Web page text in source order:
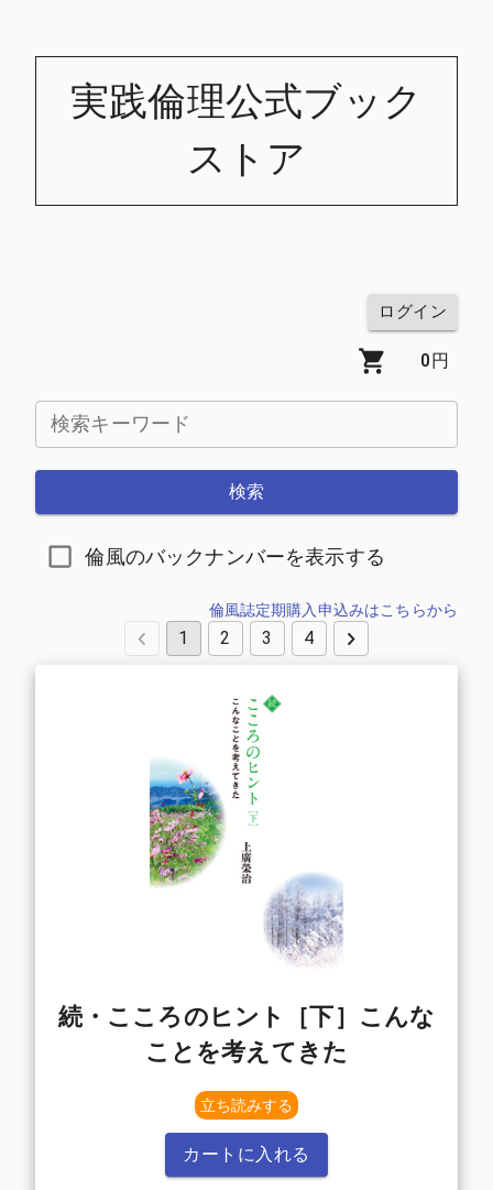
実践倫理公式ブック
ストア
ログイン
0円
検索キーワード
検索
倫風のバックナンバーを表示する
倫風誌定期購入申込みはこちらから
1 2 3 4
続・こころのヒント［下］こんな
ことを考えてきた
立ち読みする
カートに入れる